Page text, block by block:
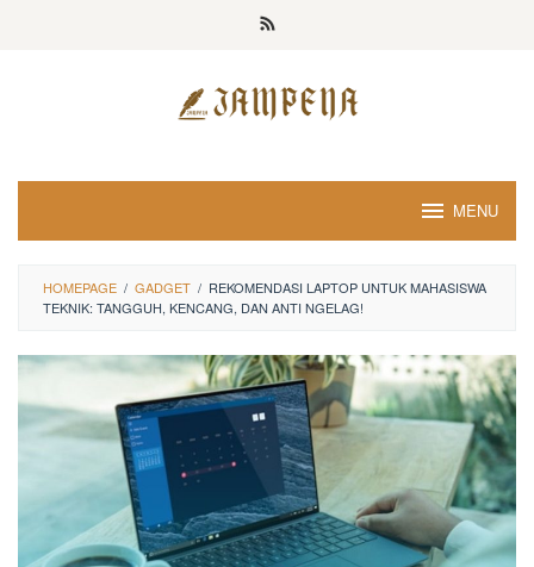
MENU
HOMEPAGE / GADGET / REKOMENDASI LAPTOP UNTUK MAHASISWA
TEKNIK: TANGGUH, KENCANG, DAN ANTI NGELAG!